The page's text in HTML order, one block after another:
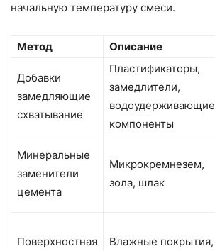
начальную температуру смеси.
Метод Описание
Добавки
замедляющие
схватывание
Пластификаторы,
замедлители,
водоудерживающие
компоненты
Минеральные
заменители
цемента
Микрокремнезем,
зола, шлак
Поверхностная
Влажные покрытия,